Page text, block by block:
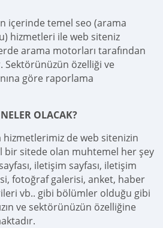
içerinde temel seo (arama
hizmetleri ile web siteniz
arama motorları tarafından
Sektörünüzün özelliği ve
göre raporlama
OLACAK?
hizmetlerimiz de web sitenizin
bir sitede olan muhtemel her şey
iletişim sayfası, iletişim
fotoğraf galerisi, anket, haber
vb.. gibi bölümler olduğu gibi
ve sektörünüzün özelliğine